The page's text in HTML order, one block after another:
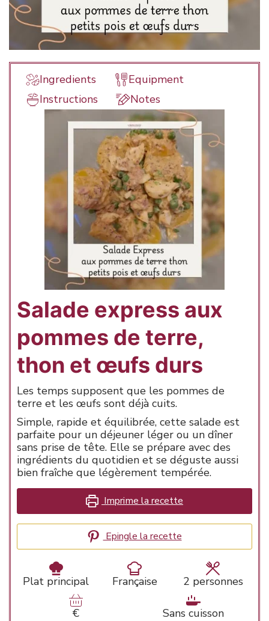
Ingredients
Equipment
Instructions
Notes
Salade express aux
pommes de terre,
thon et œufs durs
Les temps supposent que les pommes de
terre et les œufs sont déjà cuits.
Simple, rapide et équilibrée, cette salade est
parfaite pour un déjeuner léger ou un dîner
sans prise de tête. Elle se prépare avec des
ingrédients du quotidien et se déguste aussi
bien fraîche que légèrement tempérée.
Imprime la recette
Epingle la recette
Plat principal Française 2 personnes
€ Sans cuisson